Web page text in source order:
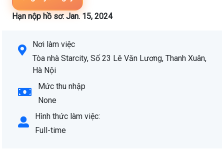
Hạn nộp hồ sơ: Jan. 15, 2024
Nơi làm việc
Tòa nhà Starcity, Số 23 Lê Văn Lương, Thanh Xuân,
Hà Nội
Mức thu nhập
None
Hình thức làm việc:
Full-time